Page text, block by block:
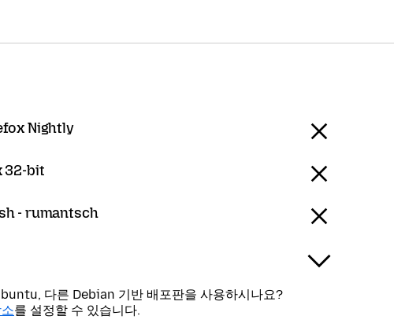
Nightly
32-bit
- rumantsch
다른 Debian 기반 배포판을 사용하시나요?
를 설정할 수 있습니다.